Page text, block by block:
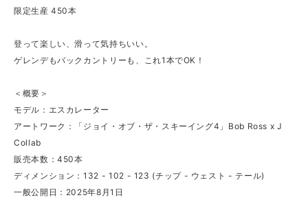
限定生産 450本
登って楽しい、滑って気持ちいい。
ゲレンデもバックカントリーも、これ1本でOK！
＜概要＞
モデル：エスカレーター
アートワーク：「ジョイ・オブ・ザ・スキーイング4」Bob Ross x J
Collab
販売本数：450本
ディメンション：132 - 102 - 123 (チップ - ウェスト - テール)
一般公開日：2025年8月1日